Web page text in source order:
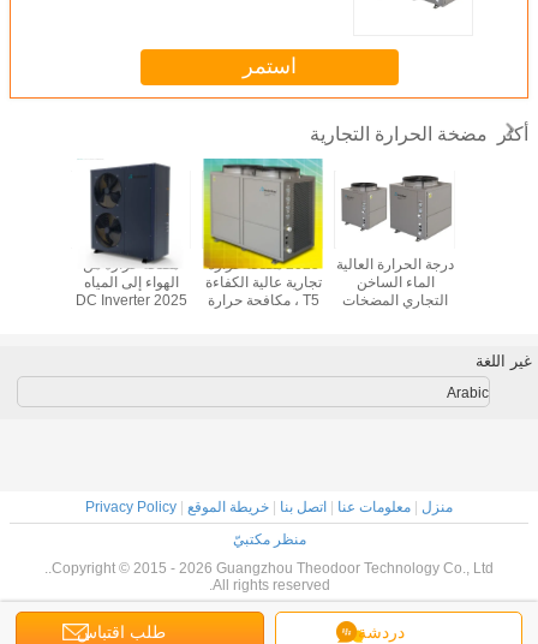
استمر
أكثر مضخة الحرارة التجارية
مضخة حرارة من
الهواء إلى المياه
2025 DC Inverter
تسخين الأرض
2025 مضخة حرارة
تجارية عالية الكفاءة
T5 ، مكافحة حرارة
درجة الحرارة العالية
الماء الساخن
التجاري المضخات
دردشة طلب اقتباس
غير اللغة
Arabic
منزل | معلومات عنا | اتصل بنا | خريطة الموقع |
Privacy Policy
منظر مكتبيّ
Copyright © 2015 - 2026 Guangzhou Theodoor Technology Co., Ltd..
All rights reserved.